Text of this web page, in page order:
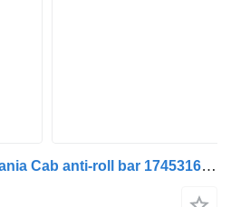
Barra estabilizadora Scania Cab anti-roll bar 1745316 para camião tractor Scania P230